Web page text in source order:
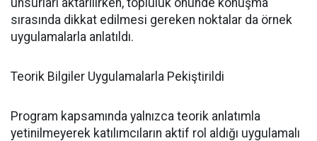
sırasında dikkat edilmesi gereken noktalar da örnek
uygulamalarla anlatıldı.
Teorik Bilgiler Uygulamalarla Pekiştirildi
Program kapsamında yalnızca teorik anlatımla
yetinilmeyerek katılımcıların aktif rol aldığı uygulamalı